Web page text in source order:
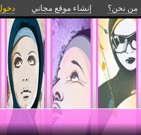
من نحن؟ إنشاء موقع مجاني